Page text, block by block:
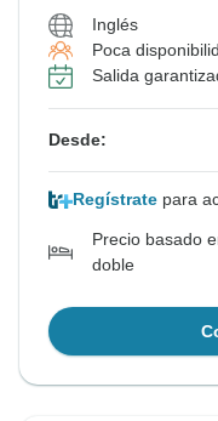
Inglés
Poca
Salida
Desde:
Regístrate para
Precio basado
doble